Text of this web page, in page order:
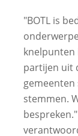
"BOTL is
knelpunten
partijen uit
gemeenten
stemmen.